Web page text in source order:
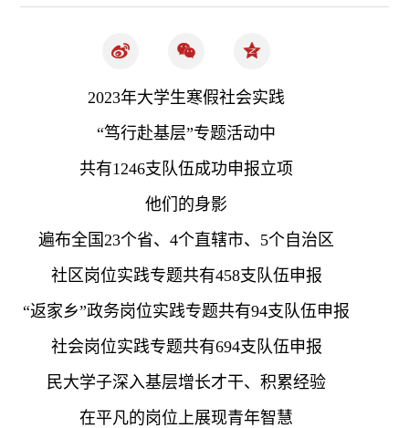
2023年大学生寒假社会实践
“笃行赴基层”专题活动中
共有1246支队伍成功申报立项
他们的身影
遍布全国23个省、4个直辖市、5个自治区
社区岗位实践专题共有458支队伍申报
“返家乡”政务岗位实践专题共有94支队伍申报
社会岗位实践专题共有694支队伍申报
民大学子深入基层增长才干、积累经验
在平凡的岗位上展现青年智慧